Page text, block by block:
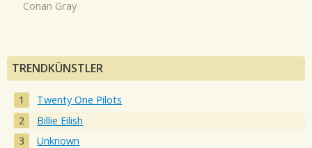
Conan Gray
TRENDKÜNSTLER
Twenty One Pilots
Billie Eilish
Unknown